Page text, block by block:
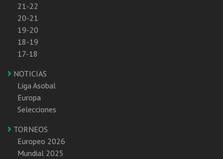
21-22
20-21
19-20
18-19
17-18
NOTICIAS
Liga Asobal
Europa
Selecciones
TORNEOS
Europeo 2026
Mundial 2025